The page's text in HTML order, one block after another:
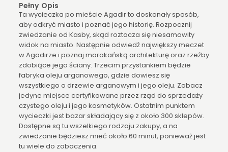
Pełny Opis
Ta wycieczka po mieście Agadir to doskonały sposób,
aby odkryć miasto i poznać jego historię. Rozpocznij
zwiedzanie od Kasby, skąd roztacza się niesamowity
widok na miasto. Następnie odwiedź największy meczet
w Agadirze i poznaj marokańską architekturę oraz rzeźby
zdobiące jego ściany. Trzecim przystankiem będzie
fabryka oleju arganowego, gdzie dowiesz się
wszystkiego o drzewie arganowym i jego oleju. Zobacz
jedyne miejsce certyfikowane przez rząd do sprzedaży
czystego oleju i jego kosmetyków. Ostatnim punktem
wycieczki jest bazar składający się z około 300 sklepów.
Dostępne są tu wszelkiego rodzaju zakupy, a na
zwiedzanie będziesz mieć około 60 minut, ponieważ jest
tu wiele do zobaczenia.